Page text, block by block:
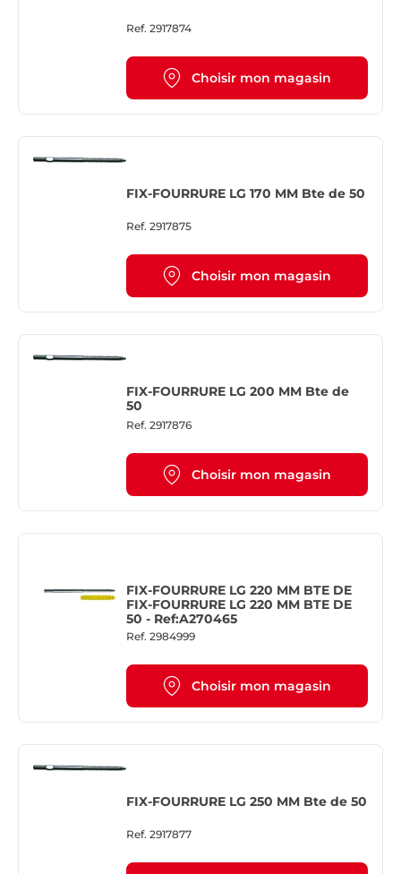
Ref. 2917874
Choisir mon magasin
FIX-FOURRURE LG 170 MM Bte de 50
Ref. 2917875
Choisir mon magasin
FIX-FOURRURE LG 200 MM Bte de
50
Ref. 2917876
Choisir mon magasin
FIX-FOURRURE LG 220 MM BTE DE
FIX-FOURRURE LG 220 MM BTE DE
50 - Ref:A270465
Ref. 2984999
Choisir mon magasin
FIX-FOURRURE LG 250 MM Bte de 50
Ref. 2917877